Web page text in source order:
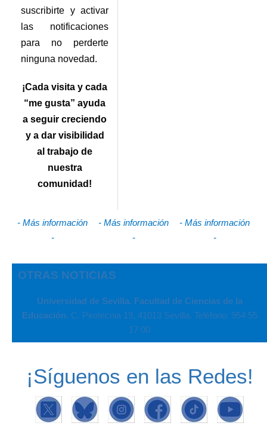
suscribirte y activar
las notificaciones
para no perderte
ninguna novedad.
¡Cada visita y cada
“me gusta” ayuda
a seguir creciendo
y a dar visibilidad
al trabajo de
nuestra
comunidad!
- Más información
-
- Más información
-
- Más información
-
OTRAS NOTICIAS
Universidad de Sevilla. Facultad de Ciencias de la
Educación. C. Pirotecnia 19, 41013 Sevilla. Teléfono: 954 55
17 00
¡Síguenos en las Redes!